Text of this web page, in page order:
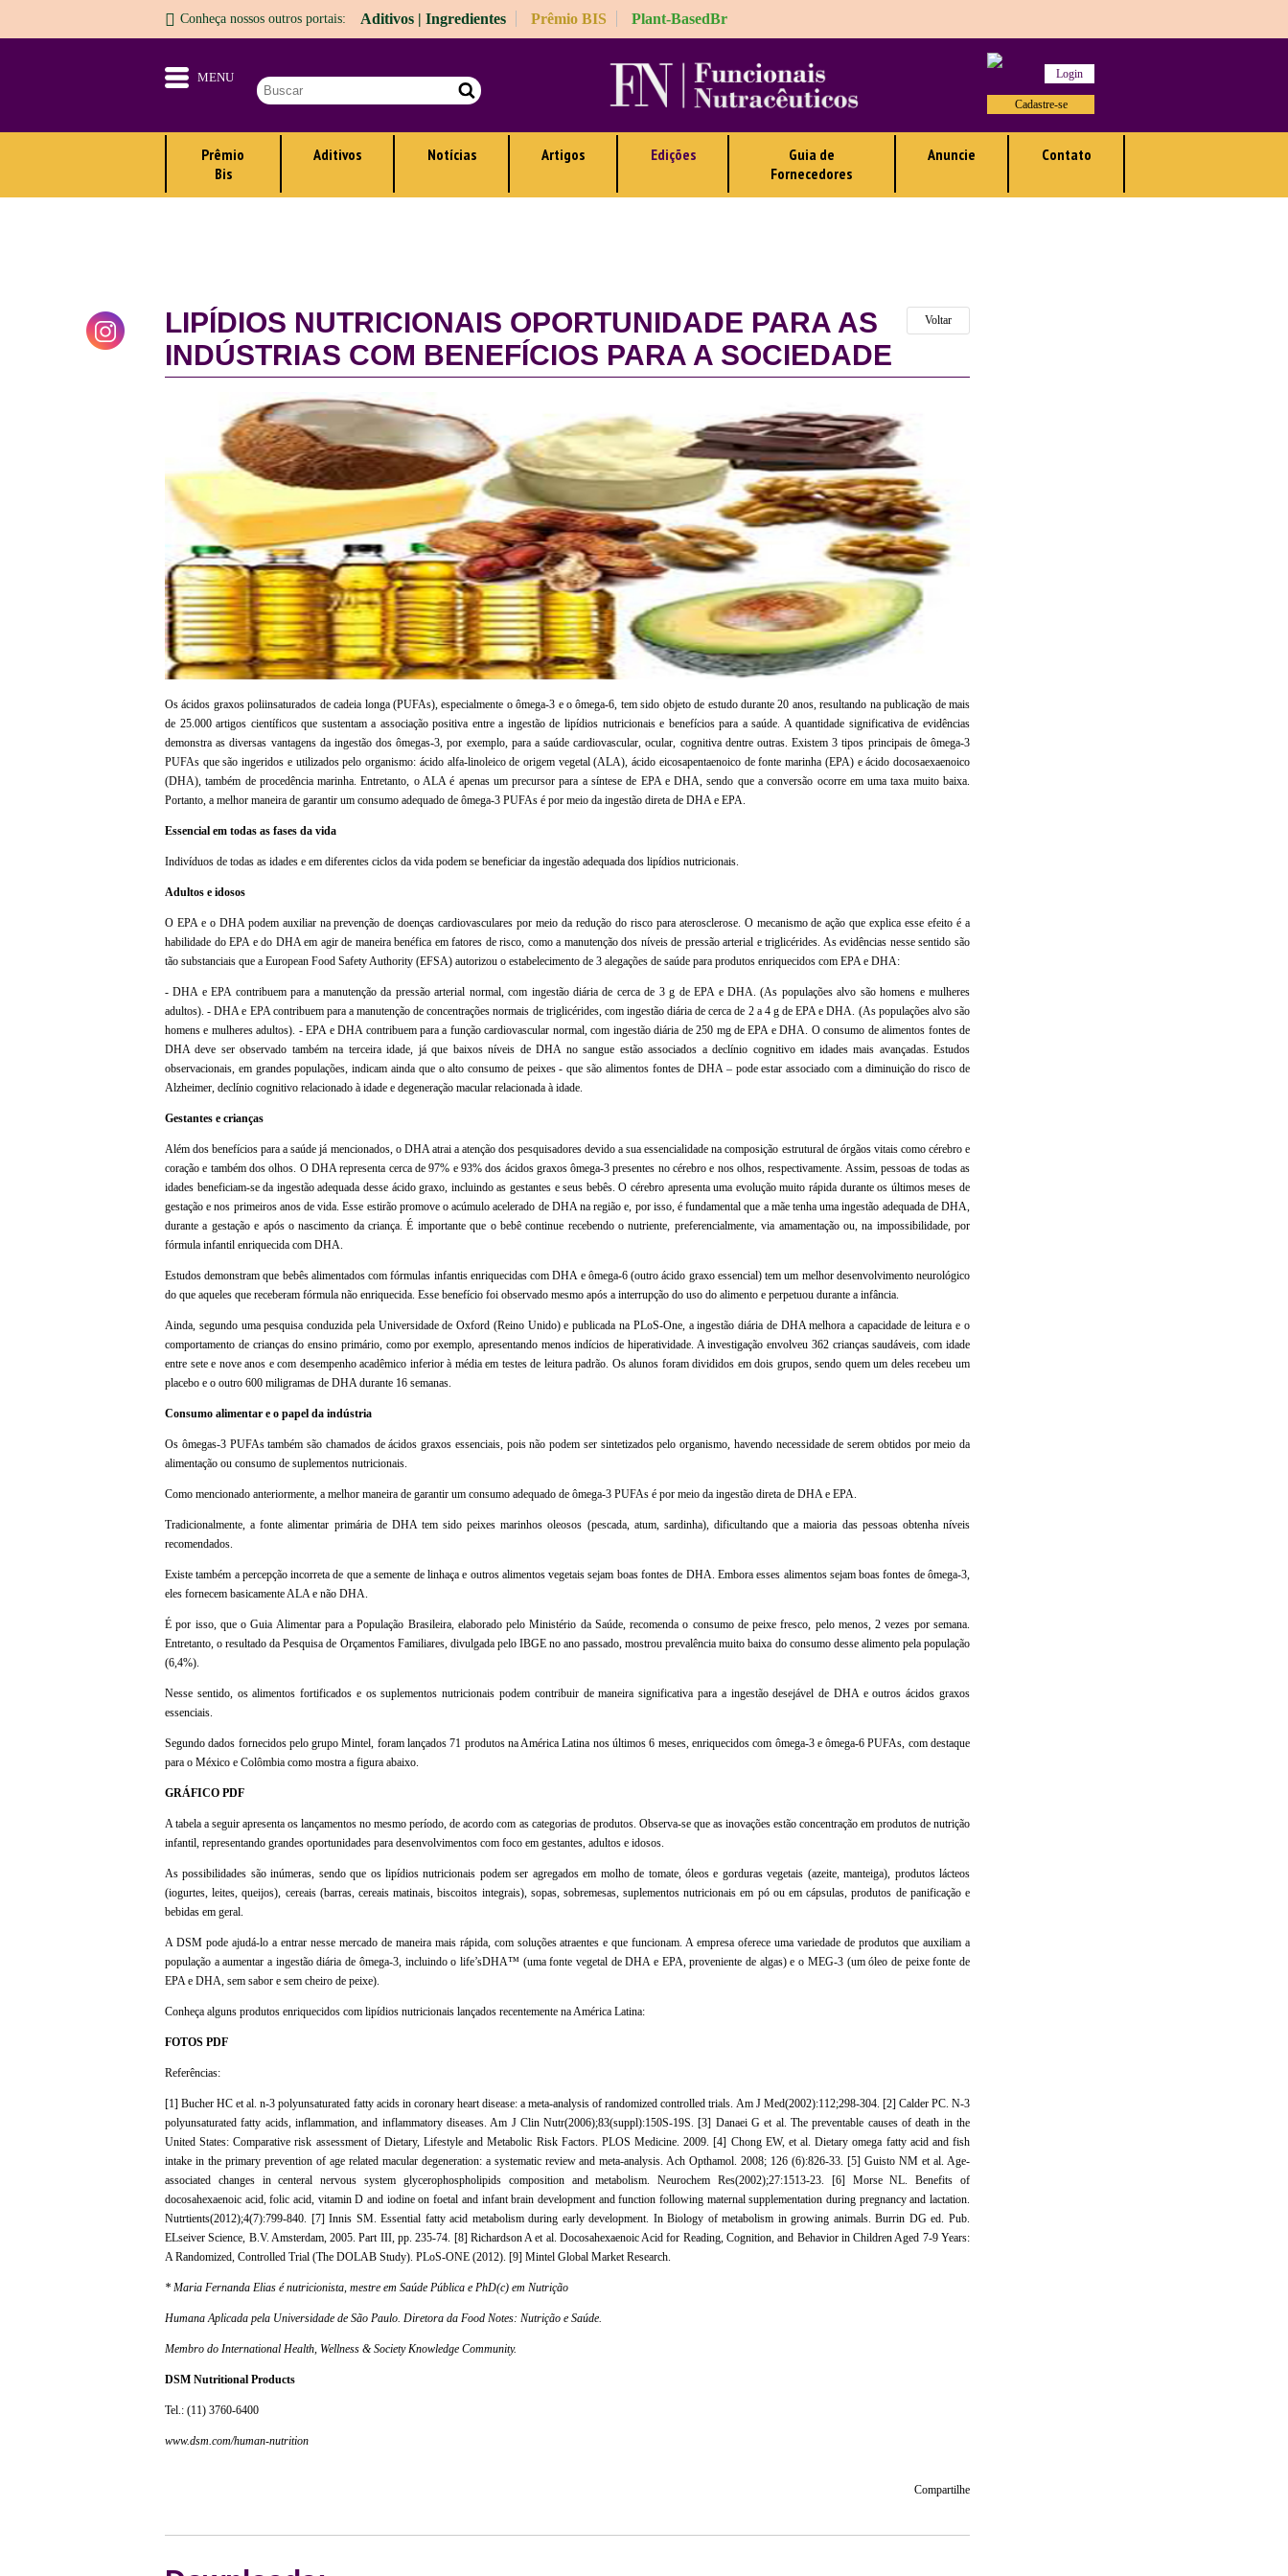
Conheça nossos outros portais: Aditivos | Ingredientes Prêmio BIS Plant-BasedBr
MENU Login
Cadastre-se
Prêmio
Bis
Aditivos Notícias Artigos Edições
Guia de
Fornecedores
Anuncie Contato
Voltar
LIPÍDIOS NUTRICIONAIS OPORTUNIDADE PARA AS
INDÚSTRIAS COM BENEFÍCIOS PARA A SOCIEDADE
Os ácidos graxos poliinsaturados de cadeia longa (PUFAs), especialmente o ômega-3 e o ômega-6, tem sido objeto de estudo durante 20 anos, resultando na publicação de mais
de 25.000 artigos científicos que sustentam a associação positiva entre a ingestão de lipídios nutricionais e benefícios para a saúde. A quantidade significativa de evidências
demonstra as diversas vantagens da ingestão dos ômegas-3, por exemplo, para a saúde cardiovascular, ocular, cognitiva dentre outras. Existem 3 tipos principais de ômega-3
PUFAs que são ingeridos e utilizados pelo organismo: ácido alfa-linoleico de origem vegetal (ALA), ácido eicosapentaenoico de fonte marinha (EPA) e ácido docosaexaenoico
(DHA), também de procedência marinha. Entretanto, o ALA é apenas um precursor para a síntese de EPA e DHA, sendo que a conversão ocorre em uma taxa muito baixa.
Portanto, a melhor maneira de garantir um consumo adequado de ômega-3 PUFAs é por meio da ingestão direta de DHA e EPA.
Essencial em todas as fases da vida
Indivíduos de todas as idades e em diferentes ciclos da vida podem se beneficiar da ingestão adequada dos lipídios nutricionais.
Adultos e idosos
O EPA e o DHA podem auxiliar na prevenção de doenças cardiovasculares por meio da redução do risco para aterosclerose. O mecanismo de ação que explica esse efeito é a
habilidade do EPA e do DHA em agir de maneira benéfica em fatores de risco, como a manutenção dos níveis de pressão arterial e triglicérides. As evidências nesse sentido são
tão substanciais que a European Food Safety Authority (EFSA) autorizou o estabelecimento de 3 alegações de saúde para produtos enriquecidos com EPA e DHA:
- DHA e EPA contribuem para a manutenção da pressão arterial normal, com ingestão diária de cerca de 3 g de EPA e DHA. (As populações alvo são homens e mulheres
adultos). - DHA e EPA contribuem para a manutenção de concentrações normais de triglicérides, com ingestão diária de cerca de 2 a 4 g de EPA e DHA. (As populações alvo são
homens e mulheres adultos). - EPA e DHA contribuem para a função cardiovascular normal, com ingestão diária de 250 mg de EPA e DHA. O consumo de alimentos fontes de
DHA deve ser observado também na terceira idade, já que baixos níveis de DHA no sangue estão associados a declínio cognitivo em idades mais avançadas. Estudos
observacionais, em grandes populações, indicam ainda que o alto consumo de peixes - que são alimentos fontes de DHA – pode estar associado com a diminuição do risco de
Alzheimer, declínio cognitivo relacionado à idade e degeneração macular relacionada à idade.
Gestantes e crianças
Além dos benefícios para a saúde já mencionados, o DHA atrai a atenção dos pesquisadores devido a sua essencialidade na composição estrutural de órgãos vitais como cérebro e
coração e também dos olhos. O DHA representa cerca de 97% e 93% dos ácidos graxos ômega-3 presentes no cérebro e nos olhos, respectivamente. Assim, pessoas de todas as
idades beneficiam-se da ingestão adequada desse ácido graxo, incluindo as gestantes e seus bebês. O cérebro apresenta uma evolução muito rápida durante os últimos meses de
gestação e nos primeiros anos de vida. Esse estirão promove o acúmulo acelerado de DHA na região e, por isso, é fundamental que a mãe tenha uma ingestão adequada de DHA,
durante a gestação e após o nascimento da criança. É importante que o bebê continue recebendo o nutriente, preferencialmente, via amamentação ou, na impossibilidade, por
fórmula infantil enriquecida com DHA.
Estudos demonstram que bebês alimentados com fórmulas infantis enriquecidas com DHA e ômega-6 (outro ácido graxo essencial) tem um melhor desenvolvimento neurológico
do que aqueles que receberam fórmula não enriquecida. Esse benefício foi observado mesmo após a interrupção do uso do alimento e perpetuou durante a infância.
Ainda, segundo uma pesquisa conduzida pela Universidade de Oxford (Reino Unido) e publicada na PLoS-One, a ingestão diária de DHA melhora a capacidade de leitura e o
comportamento de crianças do ensino primário, como por exemplo, apresentando menos indícios de hiperatividade. A investigação envolveu 362 crianças saudáveis, com idade
entre sete e nove anos e com desempenho acadêmico inferior à média em testes de leitura padrão. Os alunos foram divididos em dois grupos, sendo quem um deles recebeu um
placebo e o outro 600 miligramas de DHA durante 16 semanas.
Consumo alimentar e o papel da indústria
Os ômegas-3 PUFAs também são chamados de ácidos graxos essenciais, pois não podem ser sintetizados pelo organismo, havendo necessidade de serem obtidos por meio da
alimentação ou consumo de suplementos nutricionais.
Como mencionado anteriormente, a melhor maneira de garantir um consumo adequado de ômega-3 PUFAs é por meio da ingestão direta de DHA e EPA.
Tradicionalmente, a fonte alimentar primária de DHA tem sido peixes marinhos oleosos (pescada, atum, sardinha), dificultando que a maioria das pessoas obtenha níveis
recomendados.
Existe também a percepção incorreta de que a semente de linhaça e outros alimentos vegetais sejam boas fontes de DHA. Embora esses alimentos sejam boas fontes de ômega-3,
eles fornecem basicamente ALA e não DHA.
É por isso, que o Guia Alimentar para a População Brasileira, elaborado pelo Ministério da Saúde, recomenda o consumo de peixe fresco, pelo menos, 2 vezes por semana.
Entretanto, o resultado da Pesquisa de Orçamentos Familiares, divulgada pelo IBGE no ano passado, mostrou prevalência muito baixa do consumo desse alimento pela população
(6,4%).
Nesse sentido, os alimentos fortificados e os suplementos nutricionais podem contribuir de maneira significativa para a ingestão desejável de DHA e outros ácidos graxos
essenciais.
Segundo dados fornecidos pelo grupo Mintel, foram lançados 71 produtos na América Latina nos últimos 6 meses, enriquecidos com ômega-3 e ômega-6 PUFAs, com destaque
para o México e Colômbia como mostra a figura abaixo.
GRÁFICO PDF
A tabela a seguir apresenta os lançamentos no mesmo período, de acordo com as categorias de produtos. Observa-se que as inovações estão concentração em produtos de nutrição
infantil, representando grandes oportunidades para desenvolvimentos com foco em gestantes, adultos e idosos.
As possibilidades são inúmeras, sendo que os lipídios nutricionais podem ser agregados em molho de tomate, óleos e gorduras vegetais (azeite, manteiga), produtos lácteos
(iogurtes, leites, queijos), cereais (barras, cereais matinais, biscoitos integrais), sopas, sobremesas, suplementos nutricionais em pó ou em cápsulas, produtos de panificação e
bebidas em geral.
A DSM pode ajudá-lo a entrar nesse mercado de maneira mais rápida, com soluções atraentes e que funcionam. A empresa oferece uma variedade de produtos que auxiliam a
população a aumentar a ingestão diária de ômega-3, incluindo o life’sDHA™ (uma fonte vegetal de DHA e EPA, proveniente de algas) e o MEG-3 (um óleo de peixe fonte de
EPA e DHA, sem sabor e sem cheiro de peixe).
Conheça alguns produtos enriquecidos com lipídios nutricionais lançados recentemente na América Latina:
FOTOS PDF
Referências:
[1] Bucher HC et al. n-3 polyunsaturated fatty acids in coronary heart disease: a meta-analysis of randomized controlled trials. Am J Med(2002):112;298-304. [2] Calder PC. N-3
polyunsaturated fatty acids, inflammation, and inflammatory diseases. Am J Clin Nutr(2006);83(suppl):150S-19S. [3] Danaei G et al. The preventable causes of death in the
United States: Comparative risk assessment of Dietary, Lifestyle and Metabolic Risk Factors. PLOS Medicine. 2009. [4] Chong EW, et al. Dietary omega fatty acid and fish
intake in the primary prevention of age related macular degeneration: a systematic review and meta-analysis. Ach Opthamol. 2008; 126 (6):826-33. [5] Guisto NM et al. Age-
associated changes in centeral nervous system glycerophospholipids composition and metabolism. Neurochem Res(2002);27:1513-23. [6] Morse NL. Benefits of
docosahexaenoic acid, folic acid, vitamin D and iodine on foetal and infant brain development and function following maternal supplementation during pregnancy and lactation.
Nutrtients(2012);4(7):799-840. [7] Innis SM. Essential fatty acid metabolism during early development. In Biology of metabolism in growing animals. Burrin DG ed. Pub.
ELseiver Science, B.V. Amsterdam, 2005. Part III, pp. 235-74. [8] Richardson A et al. Docosahexaenoic Acid for Reading, Cognition, and Behavior in Children Aged 7-9 Years:
A Randomized, Controlled Trial (The DOLAB Study). PLoS-ONE (2012). [9] Mintel Global Market Research.
* Maria Fernanda Elias é nutricionista, mestre em Saúde Pública e PhD(c) em Nutrição
Humana Aplicada pela Universidade de São Paulo. Diretora da Food Notes: Nutrição e Saúde.
Membro do International Health, Wellness & Society Knowledge Community.
DSM Nutritional Products
Tel.: (11) 3760-6400
www.dsm.com/human-nutrition
Compartilhe